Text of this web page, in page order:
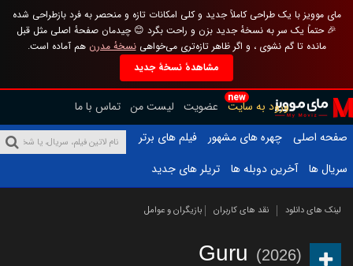
مای موویز با یک طراحی کاملاً جدید و کلی امکانات تازه و منحصر به فرد بازطراحی شده
🎉 حتماً یک سر به نسخهٔ جدید بزن و راحت بگرد 😊 چیدمان صفحهٔ اصلی مثل قبل
مانده تا گم نشوی ، و اگر ظاهر تازه‌تری می‌خواهینسخهٔ مدرن هم آماده است.
مشاهدهٔ نسخهٔ جدید
new
ورود به سایت عضویت لیست من تماس با ما
صفحه اصلی
چهره های مشهور
فیلم های برتر
سریال ها
آخرین دوبله ها تریلر های جدید
لینک های دانلود نقد های کاربران بازیگران و عوامل
Guru (2026)